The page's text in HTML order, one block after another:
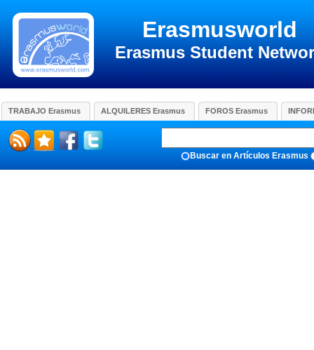
Erasmusworld
Erasmus Student
TRABAJO Erasmus ALQUILERES Erasmus FOROS Erasmus
Buscar en Artículos Erasmus